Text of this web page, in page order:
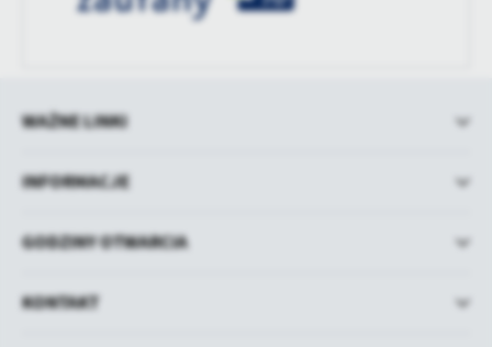
WAŻNE LINKI
INFORMACJE
GODZINY OTWARCIA
KONTAKT